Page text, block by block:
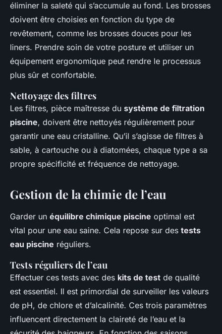
éliminer la saleté qui s’accumule au fond. Les brosses
doivent être choisies en fonction du type de
revêtement, comme les brosses douces pour les
liners. Prendre soin de votre posture et utiliser un
équipement ergonomique peut rendre le processus
plus sûr et confortable.
Nettoyage des filtres
Les filtres, pièce maîtresse du système de filtration
piscine, doivent être nettoyés régulièrement pour
garantir une eau cristalline. Qu’il s’agisse de filtres à
sable, à cartouche ou à diatomées, chaque type a sa
propre spécificité et fréquence de nettoyage.
Gestion de la chimie de l’eau
Garder un équilibre chimique piscine optimal est
vital pour une eau saine. Cela repose sur des tests
eau piscine réguliers.
Tests réguliers de l’eau
Effectuer ces tests avec des kits de test de qualité
est essentiel. Il est primordial de surveiller les valeurs
de pH, de chlore et d’alcalinité. Ces trois paramètres
influencent directement la claireté de l’eau et la